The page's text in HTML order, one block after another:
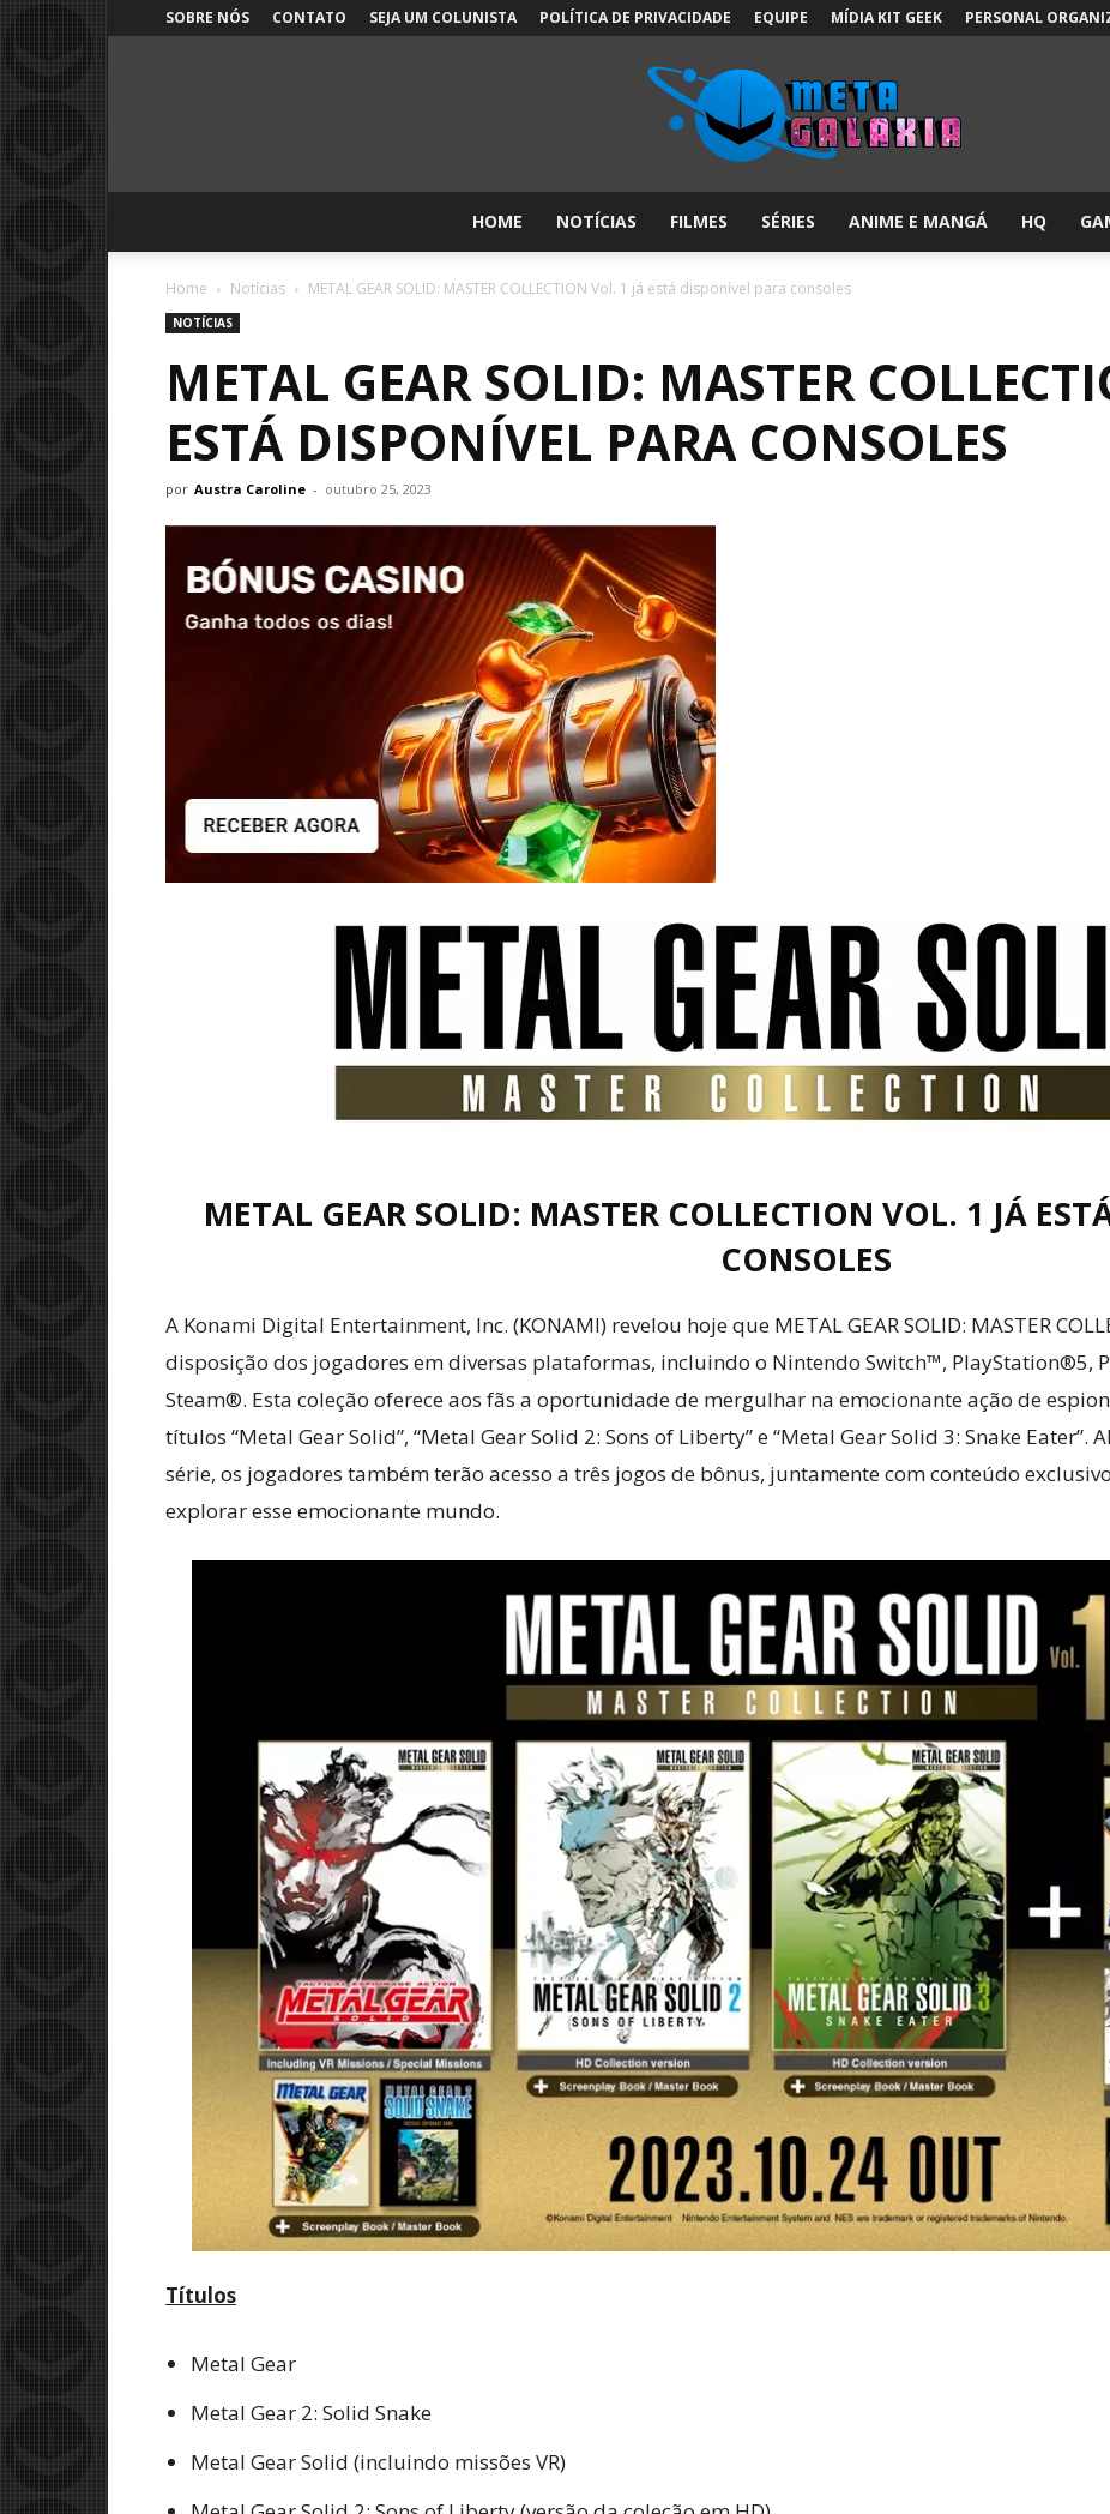
SOBRE NÓS CONTATO SEJA UM COLUNISTA POLÍTICA DE PRIVACIDADE EQUIPE MÍDIA KIT GEEK PERSONAL
Galáxia:
sobre
Pop!
HOME NOTÍCIAS FILMES SÉRIES ANIME E MANGÁ HQ
Home Notícias METAL GEAR SOLID: MASTER COLLECTION Vol. 1 já está disponível para consoles
NOTÍCIAS
METAL GEAR SOLID: MASTER
ESTÁ DISPONÍVEL PARA CONSOLES
por Austra Caroline - outubro 25, 2023
METAL GEAR SOLID: MASTER COLLECTION VOL. 1 JÁ
CONSOLES
A Konami Digital Entertainment, Inc. (KONAMI) revelou hoje que METAL GEAR SOLID: MASTER
disposição dos jogadores em diversas plataformas, incluindo o Nintendo Switch™, PlayStation®5,
Steam®. Esta coleção oferece aos fãs a oportunidade de mergulhar na emocionante ação de
títulos “Metal Gear Solid”, “Metal Gear Solid 2: Sons of Liberty” e “Metal Gear Solid 3: Snake
série, os jogadores também terão acesso a três jogos de bônus, juntamente com conteúdo
explorar esse emocionante mundo.
Títulos
Metal Gear
Metal Gear 2: Solid Snake
Metal Gear Solid (incluindo missões VR)